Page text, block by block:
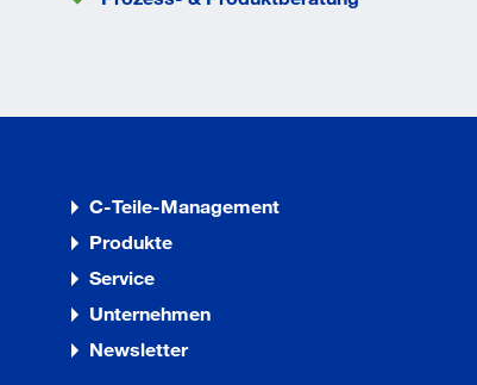
C-Teile-Management
Produkte
Service
Unternehmen
Newsletter